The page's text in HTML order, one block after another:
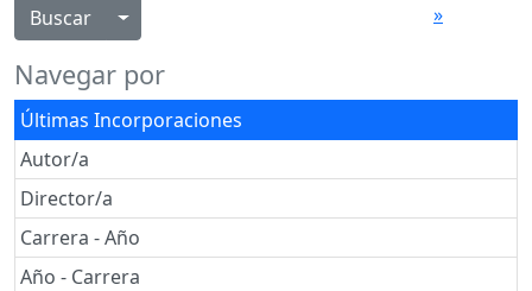
Alternar menú desplegable
»
Navegar por
Últimas Incorporaciones
Autor/a
Director/a
Carrera - Año
Año - Carrera